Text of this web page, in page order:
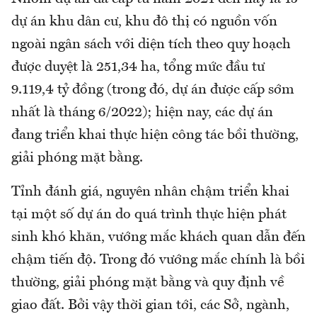
dự án khu dân cư, khu đô thị có nguồn vốn
ngoài ngân sách với diện tích theo quy hoạch
được duyệt là 251,34 ha, tổng mức đầu tư
9.119,4 tỷ đồng (trong đó, dự án được cấp sớm
nhất là tháng 6/2022); hiện nay, các dự án
đang triển khai thực hiện công tác bồi thường,
giải phóng mặt bằng.
Tỉnh đánh giá, nguyên nhân chậm triển khai
tại một số dự án do quá trình thực hiện phát
sinh khó khăn, vướng mắc khách quan dẫn đến
chậm tiến độ. Trong đó vướng mắc chính là bồi
thường, giải phóng mặt bằng và quy định về
giao đất. Bởi vậy thời gian tới, các Sở, ngành,